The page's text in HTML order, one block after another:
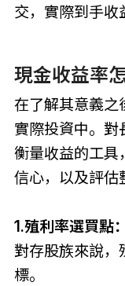
交，實際到手收
現金收益率
在了解其意義之
實際投資中。對
衡量收益的工具
信心，以及評估
1.殖利率選買點
對存股族來說，
標。